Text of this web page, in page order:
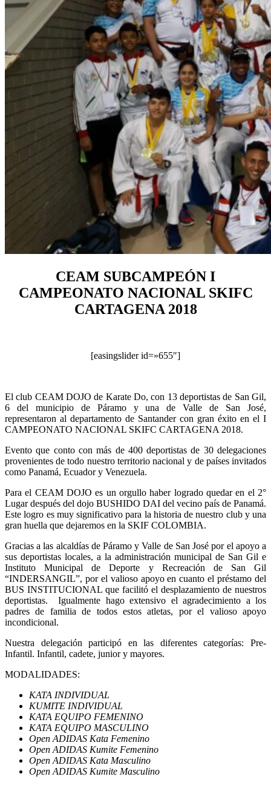
CEAM SUBCAMPEÓN I
CAMPEONATO NACIONAL SKIFC
CARTAGENA 2018
[easingslider id=»655″]
El club CEAM DOJO de Karate Do, con 13 deportistas de San Gil,
6 del municipio de Páramo y una de Valle de San José,
representaron al departamento de Santander con gran éxito en el I
CAMPEONATO NACIONAL SKIFC CARTAGENA 2018.
Evento que conto con más de 400 deportistas de 30 delegaciones
provenientes de todo nuestro territorio nacional y de países invitados
como Panamá, Ecuador y Venezuela.
Para el CEAM DOJO es un orgullo haber logrado quedar en el 2°
Lugar después del dojo BUSHIDO DAI del vecino país de Panamá.
Este logro es muy significativo para la historia de nuestro club y una
gran huella que dejaremos en la SKIF COLOMBIA.
Gracias a las alcaldías de Páramo y Valle de San José por el apoyo a
sus deportistas locales, a la administración municipal de San Gil e
Instituto Municipal de Deporte y Recreación de San Gil
“INDERSANGIL”, por el valioso apoyo en cuanto el préstamo del
BUS INSTITUCIONAL que facilitó el desplazamiento de nuestros
deportistas. Igualmente hago extensivo el agradecimiento a los
padres de familia de todos estos atletas, por el valioso apoyo
incondicional.
Nuestra delegación participó en las diferentes categorías: Pre-
Infantil. Infantil, cadete, junior y mayores.
MODALIDADES:
KATA INDIVIDUAL
KUMITE INDIVIDUAL
KATA EQUIPO FEMENINO
KATA EQUIPO MASCULINO
Open ADIDAS Kata Femenino
Open ADIDAS Kumite Femenino
Open ADIDAS Kata Masculino
Open ADIDAS Kumite Masculino